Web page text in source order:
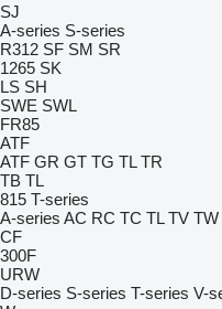
SJ
A-series S-series
R312 SF SM SR
1265 SK
LS SH
SWE SWL
FR85
ATF
ATF GR GT TG TL TR
TB TL
815 T-series
A-series AC RC TC TL TV TW
CF
300F
URW
D-series S-series T-series V-